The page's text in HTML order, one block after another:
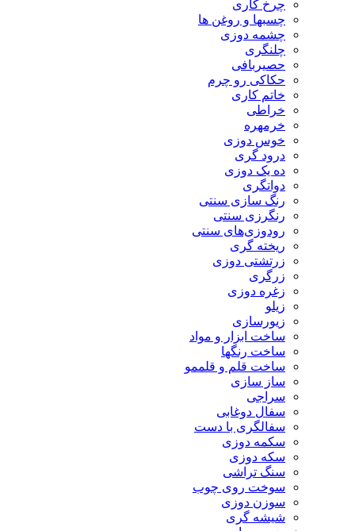
چرخ کاری
چسبها و روغن ها
چشمه دوزی
چلنگری
حصیربافی
حکاکی رو چرم
خاتم کاری
خراطی
خرمهره
خوس دوزی
درود گری
ده یک دوزی
دواتگری
رنگ سازی سنتی
رنگرزی سنتی
رودوزی‌های سنتی
ریخته گری
زرتشتی دوزی
زرگری
زغره دوزی
زیلو
زیورسازی
ساخت ابزار و مواد
ساخت رنگها
ساخت قلم و قلممو
ساز سازی
سراجی
سفال دوغابی
سفالگری با دست
سکمه دوزی
سکه دوزی
سنگ تراشی
سوخت روی چوب
سوزن دوزی
شیشه گری